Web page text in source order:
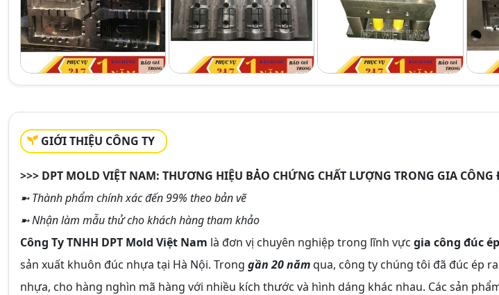
GIỚI THIỆU CÔNG TY
>>> DPT MOLD VIỆT NAM: THƯƠNG HIỆU BẢO CHỨNG CHẤT LƯỢNG TRONG GIA CÔNG
➼ Thành phẩm chính xác đến 99% theo bản vẽ
➼ Nhận làm mẫu thử cho khách hàng tham khảo
Công Ty TNHH DPT Mold Việt Nam là đơn vị chuyên nghiệp trong lĩnh vực gia công đúc
sản xuất khuôn đúc nhựa tại Hà Nội. Trong gần 20 nămqua, công ty chúng tôi đã đúc ép
nhựa, cho hàng nghìn mã hàng với nhiều kích thước và hình dáng khác nhau. Các sản